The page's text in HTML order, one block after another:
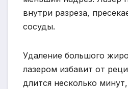
внутри разреза,
сосуды.
Удаление большого
лазером избавит от
длится несколько